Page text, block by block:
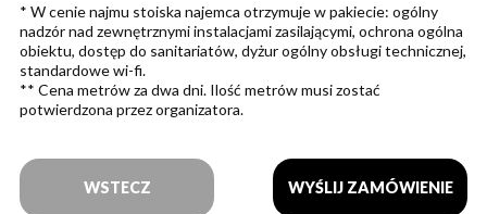
* W cenie najmu stoiska najemca otrzymuje w pakiecie: ogólny
nadzór nad zewnętrznymi instalacjami zasilającymi, ochrona ogólna
obiektu, dostęp do sanitariatów, dyżur ogólny obsługi technicznej,
standardowe wi-fi.
** Cena metrów za dwa dni. Ilość metrów musi zostać
potwierdzona przez organizatora.
WSTECZ